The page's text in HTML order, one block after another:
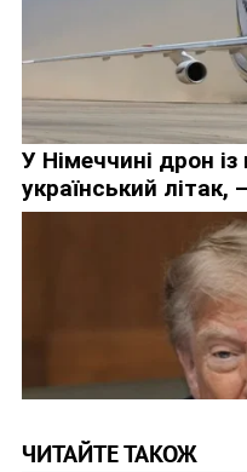
ЧИТАЙТЕ ТАКОЖ